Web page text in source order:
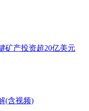
矿产投资超20亿美元
(含视频)